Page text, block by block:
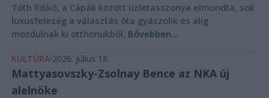
Tóth Ildikó, a Cápák között üzletasszonya elmondta, sok
luxusfeleség a választás óta gyászolik és alig
mozdulnak ki otthonukból. Bővebben...
KULTÚRA 2026. július 18.
Mattyasovszky-Zsolnay Bence az NKA új
alelnöke